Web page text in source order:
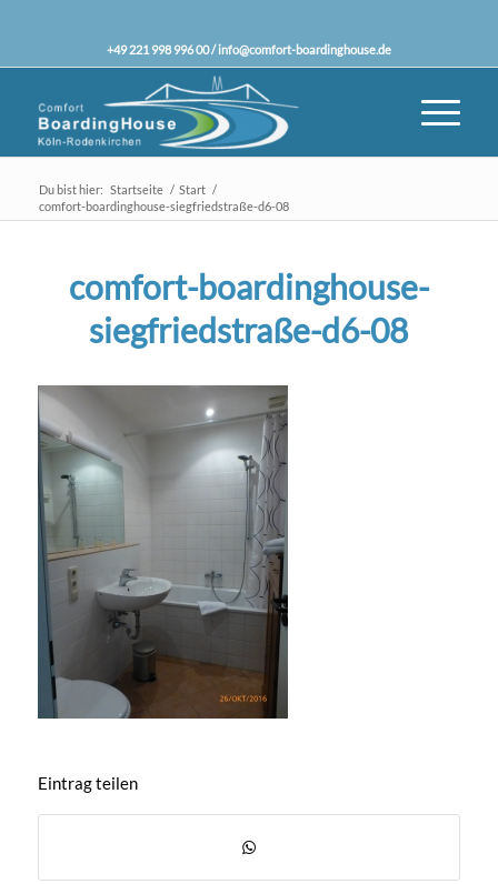
+49 221 998 996 00 /info@comfort-boardinghouse.de
Du bist hier: Startseite / Start /
comfort-boardinghouse-siegfriedstraße-d6-08
comfort-boardinghouse-
siegfriedstraße-d6-08
Eintrag teilen